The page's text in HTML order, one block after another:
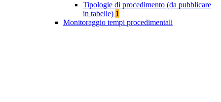
Tipologie di procedimento (da pubblicare
in tabelle) 1
Monitoraggio tempi procedimentali